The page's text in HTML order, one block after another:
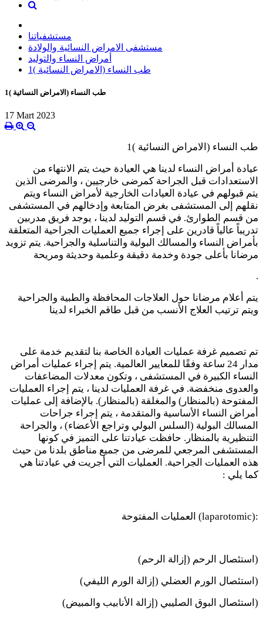
مستشفياتنا
مستشفى الامراض النسائية والولادة
أمراض النساء والتوليد
طب النساء (الامراض النسائية )1
طب النساء (الامراض النسائية )1
17 Mart 2023
طب النساء (الامراض النسائية )1
عيادة أمراض النساء لدينا هي العيادة حيث يتم الانتهاء من
الاستعدادات قبل الجراحة كمرضى خارجيين ، والمرضى الذين
يتم قبولهم في عيادة العيادات الخارجية لأمراض النساء ويتم
نقلهم إلى المستشفى بغرض المتابعة وإدخالهم في المستشفى
من قسم الطوارئ. في قسم التوليد لدينا ، يوجد فريق مدربين
تدريباً عالياً قادرين على إجراء جميع العمليات الجراحية المتعلقة
بأمراض النساء والمسالك البولية والتناسلية والجراحية. يتم تزويد
مرضانا بأعلى جودة وخدمة دقيقة وعلمية وحديثة ومريحة
.
يتم أعلام مرضانا حول العلاجات المحافظة والطبية والجراحية
ويتم ترتيب العلاج الأنسب من قبل طاقم الخبراء لدينا
تم تصميم غرفة عمليات العيادة الخاصة بنا لتقديم خدمة على
مدار 24 ساعة وفقًا للمعايير العالمية. يتم إجراء عمليات أمراض
النساء الكبيرة في المستشفى ، وتكون معدلات المضاعفات
والعدوى منخفضة. في غرفة العمليات لدينا ، يتم إجراء العمليات
المفتوحة (بالمنظار) والمغلقة (بالمنظار). بالإضافة إلى عمليات
أمراض النساء الأساسية والمتقدمة ، يتم إجراء جراحات
المسالك البولية (السلس البولي وتراجع الأعضاء) ، والجراحة
التنظيرية بالمنظار. حافظت عيادتنا على التميز في كونها
المستشفى المرجعي للمرضى من جميع مناطق بلدنا من حيث
هذه العمليات الجراحية. العمليات التي أجريت في عيادتنا هي
كما يلي :
العمليات المفتوحة (laparotomic):
استئصال الرحم (إزالة الرحم) )
استئصال الورم العضلي (إزالة الورم الليفي) )
استئصال البوق الصليبي (إزالة الأنابيب والمبيض) )